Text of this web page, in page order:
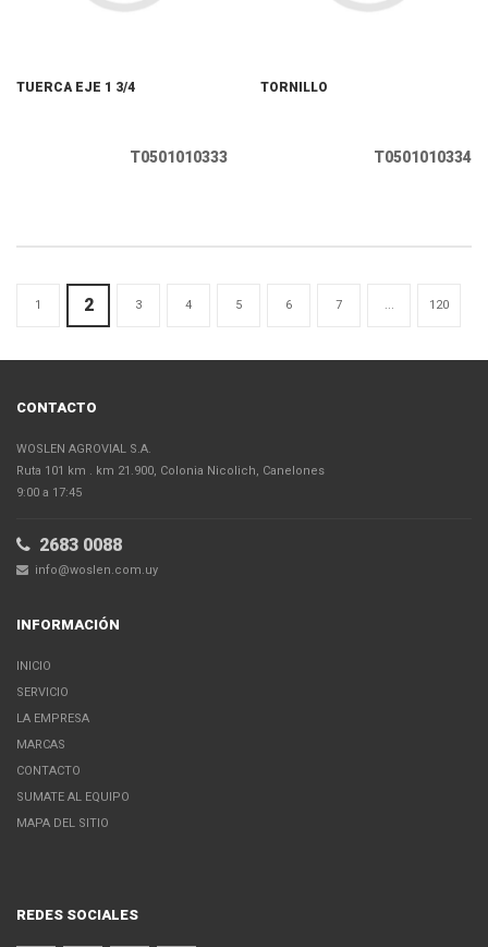
TUERCA EJE 1 3/4
T0501010333
TORNILLO
T0501010334
1 2 3 4 5 6 7 ... 120
CONTACTO
WOSLEN AGROVIAL S.A.
Ruta 101 km . km 21.900, Colonia Nicolich, Canelones
9:00 a 17:45
2683 0088
info@woslen.com.uy
INFORMACIÓN
INICIO
SERVICIO
LA EMPRESA
MARCAS
CONTACTO
SUMATE AL EQUIPO
MAPA DEL SITIO
REDES SOCIALES